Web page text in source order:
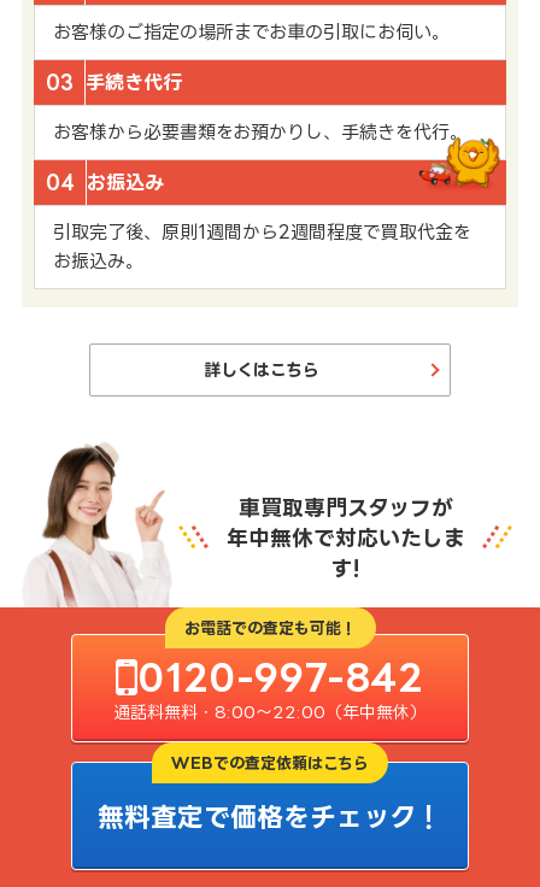
お客様のご指定の場所までお車の引取にお伺い。
03 手続き代行
お客様から必要書類をお預かりし、手続きを代行。
04 お振込み
引取完了後、原則1週間から2週間程度で買取代金を
お振込み。
詳しくはこちら
車買取専門スタッフが
年中無休で対応いたしま
す!
お電話での査定も可能！
0120-997-842
通話料無料・8:00〜22:00（年中無休）
WEBでの査定依頼はこちら
無料査定で価格をチェック！